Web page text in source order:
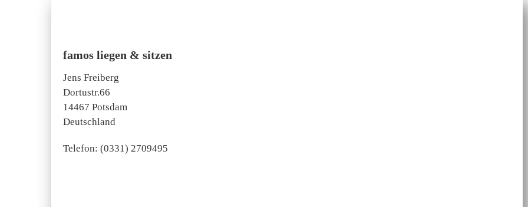
famos liegen & sitzen
Jens Freiberg
Dortustr.66
14467 Potsdam
Deutschland
Telefon: (0331) 2709495